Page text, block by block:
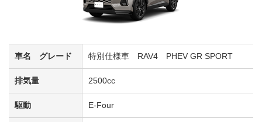
特別仕様車 RAV4 PHEV GR SPORT
2500cc
E-Four